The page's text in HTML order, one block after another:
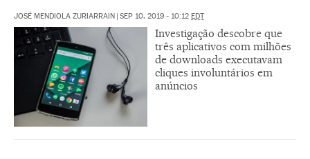
JOSÉ MENDIOLA ZURIARRAIN | SEP 10, 2019 - 10:12 EDT
Investigação descobre que
três aplicativos com milhões
de downloads executavam
cliques involuntários em
anúncios